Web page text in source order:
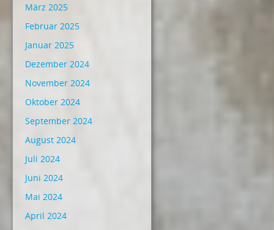
März 2025
Februar 2025
Januar 2025
Dezember 2024
November 2024
Oktober 2024
September 2024
August 2024
Juli 2024
Juni 2024
Mai 2024
April 2024